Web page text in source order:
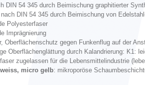
DIN 54 345 durch Beimischung graphitierter
DIN 54 345 durch Beimischung von
Polyesterfaser
Imprägnierung
Oberflächenschutz gegen Funkenflug auf der
Oberflächenglättung durch Kalandrierung: K1:
zugelassen für die Lebensmittelindustrie (
micro gelb: mikroporöse